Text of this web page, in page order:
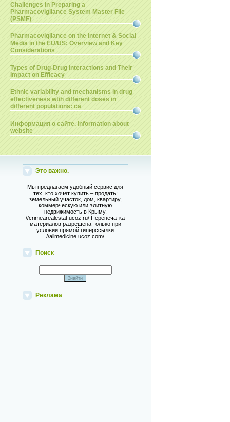
Challenges in Preparing a
Pharmacovigilance System Master File
(PSMF)
Pharmacovigilance on the Internet & Social
Media in the EU/US: Overview and Key
Considerations
Types of Drug-Drug Interactions and Their
Impact on Efficacy
Ethnic variability and mechanisms in drug
effectiveness wtih different doses in
different populations: ca
Информация о сайте. Information about
website
Это важно.
Мы предлагаем удобный сервис для
тех, кто хочет купить – продать:
земельный участок, дом, квартиру,
коммерческую или элитную
недвижимость в Крыму.
//crimearealestat.ucoz.ru/ Перепечатка
материалов разрешена только при
условии прямой гиперссылки
//allmedicine.ucoz.com/
Поиск
Реклама